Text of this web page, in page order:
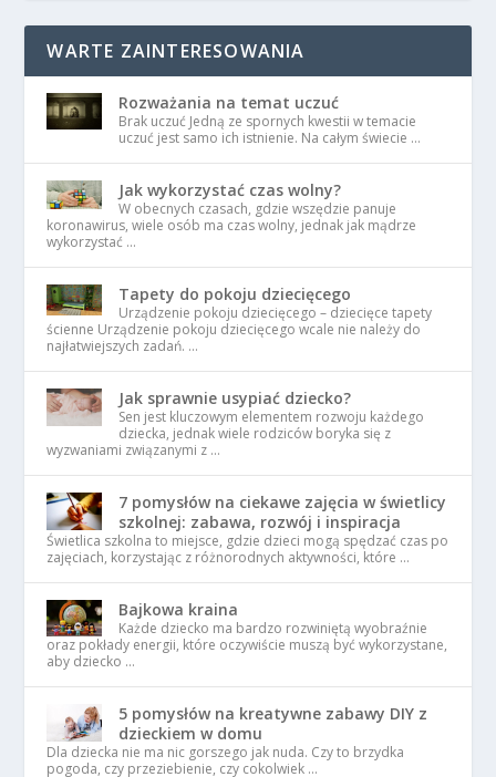
WARTE ZAINTERESOWANIA
Rozważania na temat uczuć
Brak uczuć Jedną ze spornych kwestii w temacie
uczuć jest samo ich istnienie. Na całym świecie …
Jak wykorzystać czas wolny?
W obecnych czasach, gdzie wszędzie panuje
koronawirus, wiele osób ma czas wolny, jednak jak mądrze
wykorzystać …
Tapety do pokoju dziecięcego
Urządzenie pokoju dziecięcego – dziecięce tapety
ścienne Urządzenie pokoju dziecięcego wcale nie należy do
najłatwiejszych zadań. …
Jak sprawnie usypiać dziecko?
Sen jest kluczowym elementem rozwoju każdego
dziecka, jednak wiele rodziców boryka się z
wyzwaniami związanymi z …
7 pomysłów na ciekawe zajęcia w świetlicy
szkolnej: zabawa, rozwój i inspiracja
Świetlica szkolna to miejsce, gdzie dzieci mogą spędzać czas po
zajęciach, korzystając z różnorodnych aktywności, które …
Bajkowa kraina
Każde dziecko ma bardzo rozwiniętą wyobraźnie
oraz pokłady energii, które oczywiście muszą być wykorzystane,
aby dziecko …
5 pomysłów na kreatywne zabawy DIY z
dzieckiem w domu
Dla dziecka nie ma nic gorszego jak nuda. Czy to brzydka
pogoda, czy przeziebienie, czy cokolwiek …